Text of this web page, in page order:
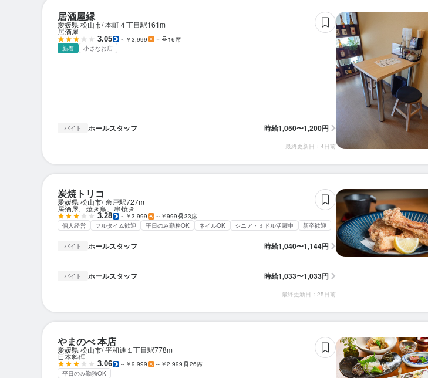
居酒屋縁
愛媛県 松山市 本町４丁目駅161m
居酒屋
3.05 ～￥3,999 －
16席
新着
小さなお店
バイト ホールスタッフ 時給1,050〜1,200円
最終更新日：4日前
炭焼トリコ
愛媛県 松山市 余戸駅727m
居酒屋、焼き鳥、串焼き
3.28 ～￥3,999 ～￥999
33席
個人経営
フルタイム歓迎 平日のみ勤務OK ネイルOK シニア・ミドル活躍中 新卒歓迎
バイト ホールスタッフ 時給1,040〜1,144円
バイト ホールスタッフ 時給1,033〜1,033円
最終更新日：25日前
やまのべ 本店
愛媛県 松山市 平和通１丁目駅778m
日本料理
3.06 ～￥9,999 ～￥2,999
26席
平日のみ勤務OK
求人を選択する
求人を選択する
調理師・調理スタッフ
求人を選択する
調理師・調理スタッフ
求人を選択する
求人を選択する
ホールスタッフ
求人を選択する
求人を選択する
求人を選択する
求人を選択する
ホールスタッフ
求人を選択する
求人を選択する
求人を選択する
求人を選択する
求人を選択する
求人を選択する
求人を選択する
求人を選択する
求人を選択する